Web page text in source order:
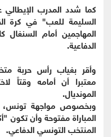
كما شدد المدرب
السليمة للعب" في كرة
المهاجمين أمام السنغال
الدفاعية.
وأقر بغياب رأس حربة
معتبرا أن أمامه وقتاً
المونديال.
وبخصوص مواجهة تونس،
المباراة مفتوحة وأن تكون
المنتخب التونسي الدفاعي.